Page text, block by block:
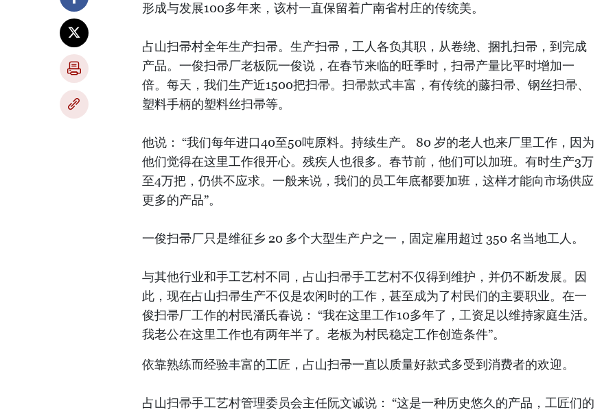
形成与发展100多年来，该村一直保留着广南省村庄的传统美。
占山扫帚村全年生产扫帚。生产扫帚，工人各负其职，从卷绕、捆扎扫帚，到完成
产品。一俊扫帚厂老板阮一俊说，在春节来临的旺季时，扫帚产量比平时增加一
倍。每天，我们生产近1500把扫帚。扫帚款式丰富，有传统的藤扫帚、钢丝扫帚、
塑料手柄的塑料丝扫帚等。
他说： “我们每年进口40至50吨原料。持续生产。 80 岁的老人也来厂里工作，因为
他们觉得在这里工作很开心。残疾人也很多。春节前，他们可以加班。有时生产3万
至4万把，仍供不应求。一般来说，我们的员工年底都要加班，这样才能向市场供应
更多的产品”。
一俊扫帚厂只是维征乡 20 多个大型生产户之一，固定雇用超过 350 名当地工人。
与其他行业和手工艺村不同，占山扫帚手工艺村不仅得到维护，并仍不断发展。因
此，现在占山扫帚生产不仅是农闲时的工作，甚至成为了村民们的主要职业。在一
俊扫帚厂工作的村民潘氏春说： “我在这里工作10多年了，工资足以维持家庭生活。
我老公在这里工作也有两年半了。老板为村民稳定工作创造条件”。
依靠熟练而经验丰富的工匠，占山扫帚一直以质量好款式多受到消费者的欢迎。
占山扫帚手工艺村管理委员会主任阮文诚说： “这是一种历史悠久的产品，工匠们的